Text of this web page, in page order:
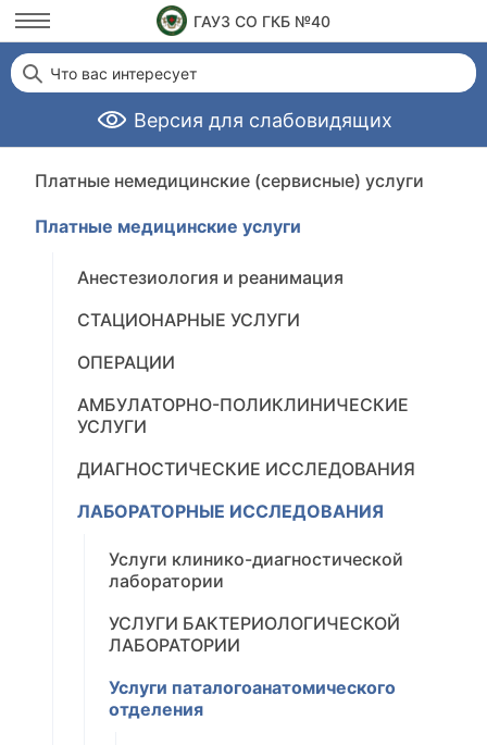
ГАУЗ СО ГКБ №40
Версия для слабовидящих
Что вас интересует
Платные немедицинские (сервисные) услуги
Платные медицинские услуги
Анестезиология и реанимация
СТАЦИОНАРНЫЕ УСЛУГИ
ОПЕРАЦИИ
АМБУЛАТОРНО-ПОЛИКЛИНИЧЕСКИЕ
УСЛУГИ
ДИАГНОСТИЧЕСКИЕ ИССЛЕДОВАНИЯ
ЛАБОРАТОРНЫЕ ИССЛЕДОВАНИЯ
Услуги клинико-диагностической
лаборатории
УСЛУГИ БАКТЕРИОЛОГИЧЕСКОЙ
ЛАБОРАТОРИИ
Услуги паталогоанатомического
отделения